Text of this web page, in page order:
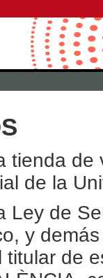
tienda
de la
Ley de
y
de